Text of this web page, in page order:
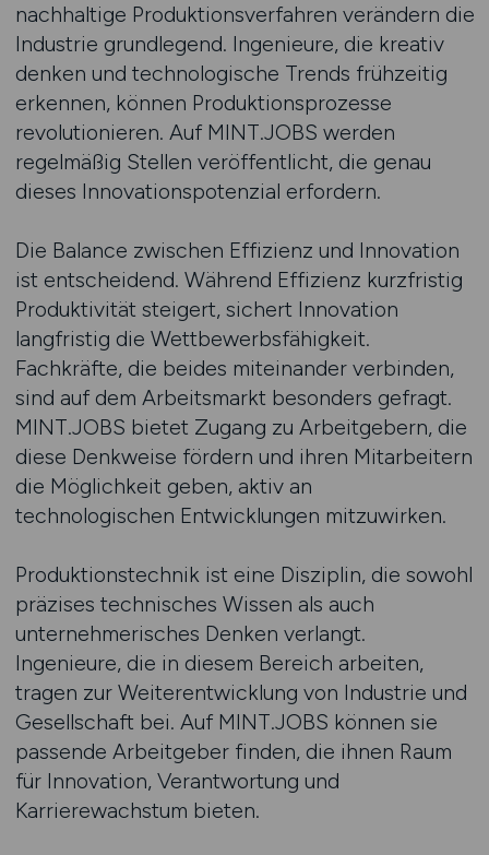
nachhaltige Produktionsverfahren verändern die
Industrie grundlegend. Ingenieure, die kreativ
denken und technologische Trends frühzeitig
erkennen, können Produktionsprozesse
revolutionieren. Auf MINT.JOBS werden
regelmäßig Stellen veröffentlicht, die genau
dieses Innovationspotenzial erfordern.
Die Balance zwischen Effizienz und Innovation
ist entscheidend. Während Effizienz kurzfristig
Produktivität steigert, sichert Innovation
langfristig die Wettbewerbsfähigkeit.
Fachkräfte, die beides miteinander verbinden,
sind auf dem Arbeitsmarkt besonders gefragt.
MINT.JOBS bietet Zugang zu Arbeitgebern, die
diese Denkweise fördern und ihren Mitarbeitern
die Möglichkeit geben, aktiv an
technologischen Entwicklungen mitzuwirken.
Produktionstechnik ist eine Disziplin, die sowohl
präzises technisches Wissen als auch
unternehmerisches Denken verlangt.
Ingenieure, die in diesem Bereich arbeiten,
tragen zur Weiterentwicklung von Industrie und
Gesellschaft bei. Auf MINT.JOBS können sie
passende Arbeitgeber finden, die ihnen Raum
für Innovation, Verantwortung und
Karrierewachstum bieten.